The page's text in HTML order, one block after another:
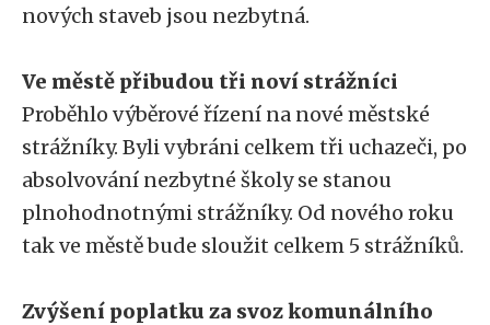
nových staveb jsou nezbytná.
Ve městě přibudou tři noví strážníci
Proběhlo výběrové řízení na nové městské
strážníky. Byli vybráni celkem tři uchazeči, po
absolvování nezbytné školy se stanou
plnohodnotnými strážníky. Od nového roku
tak ve městě bude sloužit celkem 5 strážníků.
Zvýšení poplatku za svoz komunálního